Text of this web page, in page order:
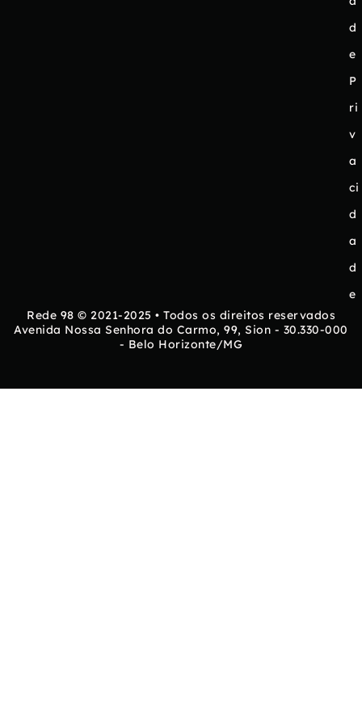
d
e
P
ri
v
a
ci
d
a
d
e
Rede 98 © 2021-2025 • Todos os direitos reservados
Avenida Nossa Senhora do Carmo, 99, Sion - 30.330-000
- Belo Horizonte/MG